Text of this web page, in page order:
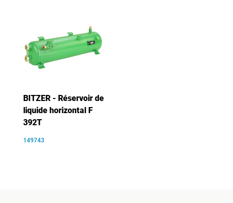
BITZER - Réservoir de
liquide horizontal F
392T
149743